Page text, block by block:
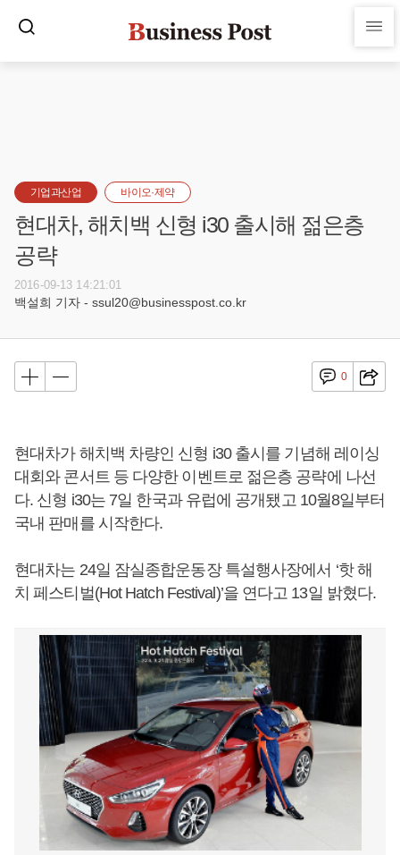
기업과산업 바이오·제약
현대차, 해치백 신형 i30 출시해 젊은층
공략
2016-09-13 14:21:01
백설희 기자 - ssul20@businesspost.co.kr
0
현대차가 해치백 차량인 신형 i30 출시를 기념해 레이싱
대회와 콘서트 등 다양한 이벤트로 젊은층 공략에 나선
다. 신형 i30는 7일 한국과 유럽에 공개됐고 10월8일부터
국내 판매를 시작한다.
현대차는 24일 잠실종합운동장 특설행사장에서 ‘핫 해
치 페스티벌(Hot Hatch Festival)’을 연다고 13일 밝혔다.